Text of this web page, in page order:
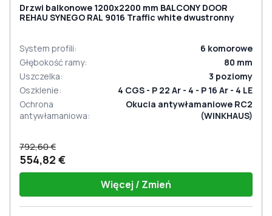
Drzwi balkonowe 1200x2200 mm BALCONY DOOR
REHAU SYNEGO RAL 9016 Traffic white dwustronny
System profili: 6 komorowe
Głębokość ramy: 80 mm
Uszczelka: 3 poziomy
Oszklenie:
4 CGS - P 22 Ar - 4 - P 16 Ar - 4 LE
Ochrona
antywłamaniowa:
Okucia antywłamaniowe RC2
(WINKHAUS)
792,60 €
554,82 €
Więcej / Zmień